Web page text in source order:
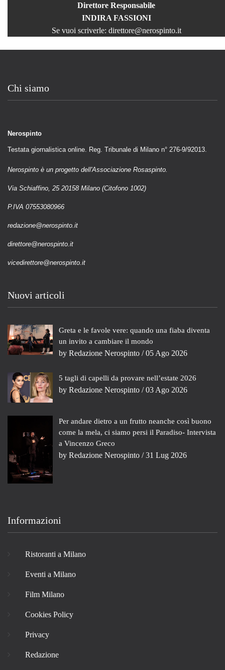
Direttore Responsabile
INDIRA FASSIONI
Se vuoi scriverle: direttore@nerospinto.it
Chi siamo
Nerospinto
Testata giornalistica online. Reg. Tribunale di Milano n° 276-9/92013.
Nerospinto è un progetto dell'Associazione Rosaspinto.
Via Schiaffino, 25 20158 Milano (Citofono 1002)
P.IVA 07553080966
redazione@nerospinto.it
direttore@nerospinto.it
vicedirettore@nerospinto.it
Nuovi articoli
Greta e le favole vere: quando una fiaba diventa
un invito a cambiare il mondo
by Redazione Nerospinto / 05 Ago 2026
5 tagli di capelli da provare nell’estate 2026
by Redazione Nerospinto / 03 Ago 2026
Per andare dietro a un frutto neanche così buono
come la mela, ci siamo persi il Paradiso- Intervista
a Vincenzo Greco
by Redazione Nerospinto / 31 Lug 2026
Informazioni
Ristoranti a Milano
Eventi a Milano
Film Milano
Cookies Policy
Privacy
Redazione